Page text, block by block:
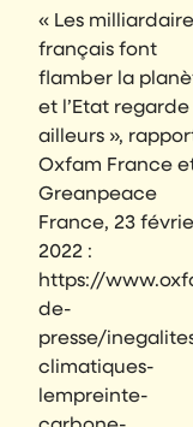
« Les
français font
flamber la
et l’Etat regarde
ailleurs »,
Oxfam France
Greanpeace
France, 23
2022 :
https://
de-
presse/
climatiques-
lempreinte-